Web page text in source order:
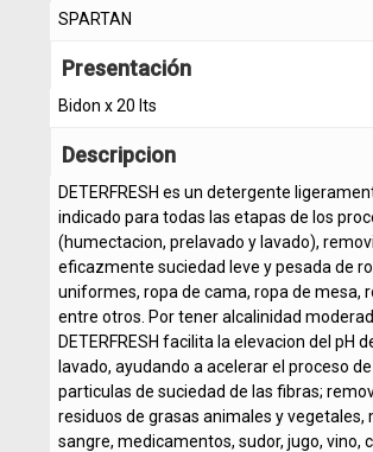
SPARTAN
Presentación
Bidon x 20 lts
Descripcion
DETERFRESH es un detergente
indicado para todas las etapas de los
(humectacion, prelavado y lavado),
eficazmente suciedad leve y pesada de
uniformes, ropa de cama, ropa de mesa,
entre otros. Por tener alcalinidad
DETERFRESH facilita la elevacion del pH
lavado, ayudando a acelerar el proceso
particulas de suciedad de las fibras;
residuos de grasas animales y vegetales,
sangre, medicamentos, sudor, jugo, vino,